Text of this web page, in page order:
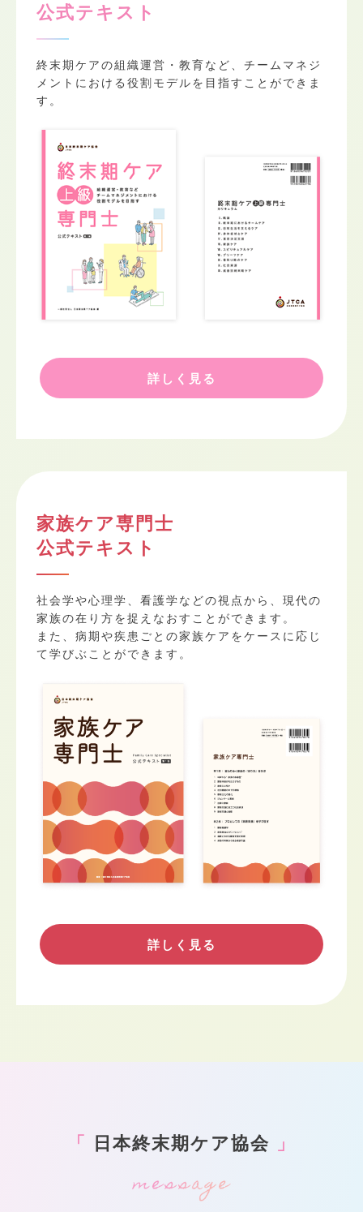
公式テキスト
終末期ケアの組織運営・教育など、チームマネジ
メントにおける役割モデルを目指すことができま
す。
詳しく見る
家族ケア専門士
公式テキスト
社会学や心理学、看護学などの視点から、現代の
家族の在り方を捉えなおすことができます。
また、病期や疾患ごとの家族ケアをケースに応じ
て学びぶことができます。
詳しく見る
「 日本終末期ケア協会 」